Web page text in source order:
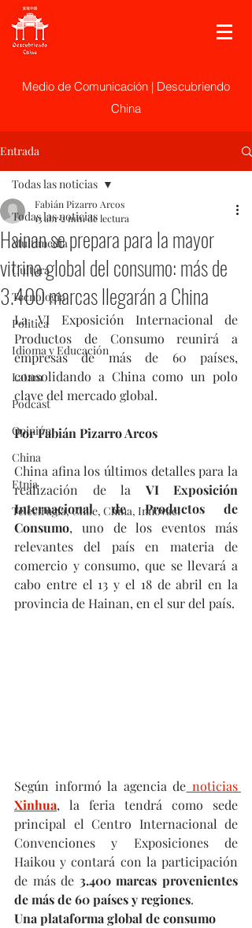
Medio de Comunicación | Descubriendo
China
Entrada
Todas las noticias
Multimedia
Cultura
Tecnología
Politica
Idioma y Educación
Latam
Podcast
Opinión
China
Etnia
Telecirugía, Chile, China, Innovaci
Todas las noticias
Hainan se prepara para la mayor
vitrina global del consumo: más de
3.400 marcas llegarán a China
Fabián Pizarro Arcos
13 abr2 min de lectura
La VI Exposición Internacional de
Productos de Consumo reunirá a
empresas de más de 60 países,
consolidando a China como un polo
clave del mercado global.
Por Fabián Pizarro Arcos
China afina los últimos detalles para la
realización de la VI Exposición
Internacional de Productos de
Consumo, uno de los eventos más
relevantes del país en materia de
comercio y consumo, que se llevará a
cabo entre el 13 y el 18 de abril en la
provincia de Hainan, en el sur del país.
Según informó la agencia de
Xinhua, la feria tendrá como sede
principal el Centro Internacional de
Convenciones y Exposiciones de
Haikou y contará con la participación
de más de 3.400 marcas provenientes
de más de 60 países y regiones.
Una plataforma global de consumo